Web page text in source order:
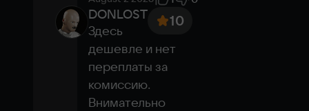
карта:&nbsp;DirectX compatible
To run in the cloud
Hi-speed internet
Purchased game
No need to download
Ultra settings
DONLOST 10
Здесь
дешевле и нет
переплаты за
комиссию.
Внимательно